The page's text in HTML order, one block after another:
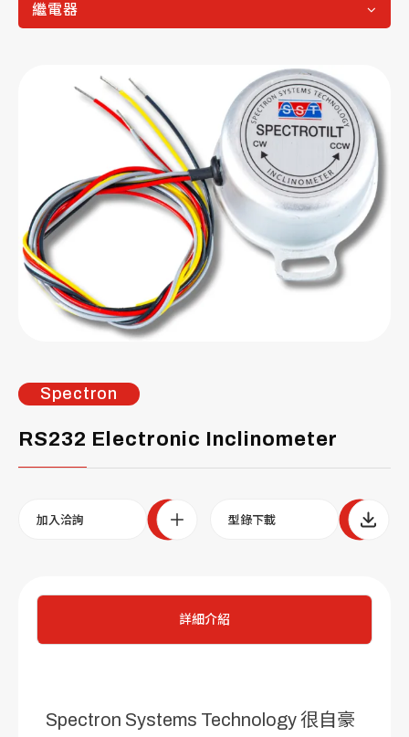
繼電器
Spectron
RS232 Electronic Inclinometer
加入洽詢 型錄下載
詳細介紹
Spectron Systems Technology 很自豪